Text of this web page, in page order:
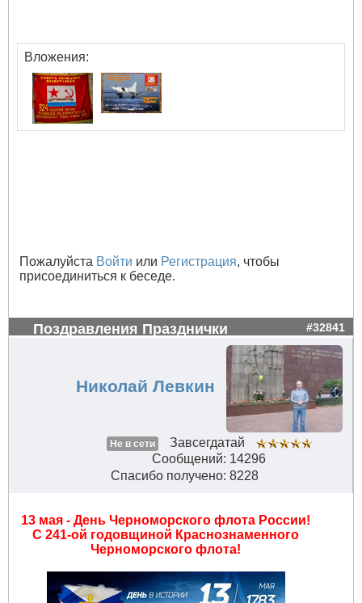
Вложения:
Пожалуйста Войти или Регистрация, чтобы
присоединиться к беседе.
Поздравления Празднички #32841
Николай Левкин
Не в сети
Завсегдатай
Сообщений: 14296
Спасибо получено: 8228
13 мая - День Черноморского флота России!
С 241-ой годовщиной Краснознаменного
Черноморского флота!